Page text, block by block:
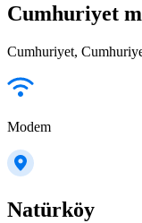
Cumhuriyet
Cumhuriyet,
Modem
Natürköy